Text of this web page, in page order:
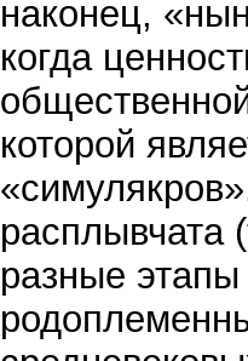
наконец,
когда
которой
расплывчата
разные этапы